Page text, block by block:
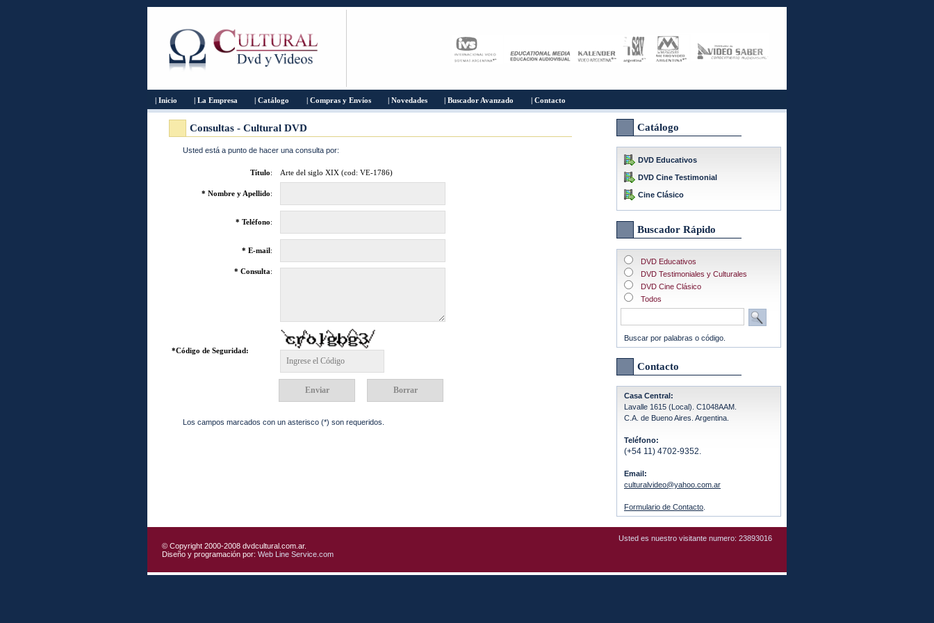
| Inicio | La Empresa | Catálogo | Compras y Envíos | Novedades | Buscador Avanzado | Contacto
Consultas - Cultural DVD
Usted está a punto de hacer una consulta por:
Título: Arte del siglo XIX (cod: VE-1786)
* Nombre y Apellido:
* Teléfono:
* E-mail :
* Consulta:
*Código de Seguridad:
Los campos marcados con un asterisco (*) son requeridos.
Catálogo
DVD Educativos
DVD Cine Testimonial
Cine Clásico
Buscador Rápido
DVD Educativos
DVD Testimoniales y Culturales
DVD Cine Clásico
Todos
Buscar por palabras o código.
Contacto
Casa Central:
Lavalle 1615 (Local). C1048AAM.
C.A. de Bueno Aires. Argentina.
Teléfono:
(+54 11) 4702-9352.
Email:
culturalvideo@yahoo.com.ar
Formulario de Contacto
Usted es nuestro visitante numero: 23893016
© Copyright 2000-2008 dvdcultural.com.ar.
Diseño y programación por:Web Line Service.com